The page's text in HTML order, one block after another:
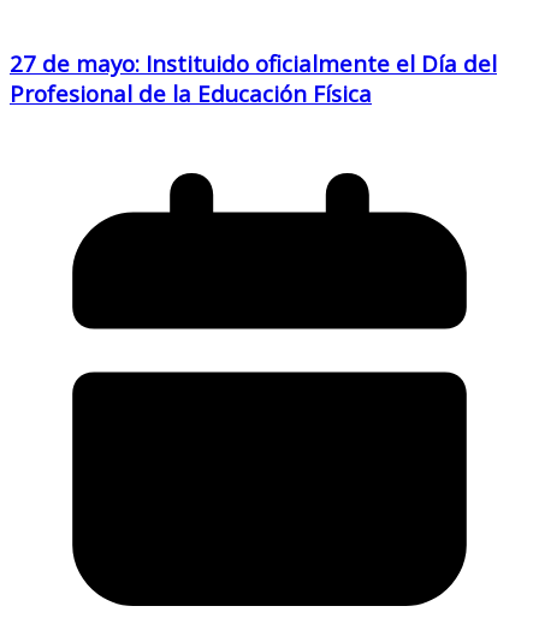
27 de mayo: Instituido oficialmente el Día del
Profesional de la Educación Física